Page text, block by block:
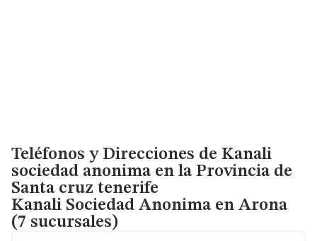
Teléfonos y Direcciones de Kanali
sociedad anonima en la Provincia de
Santa cruz tenerife
Kanali Sociedad Anonimaen Arona
(7 sucursales)